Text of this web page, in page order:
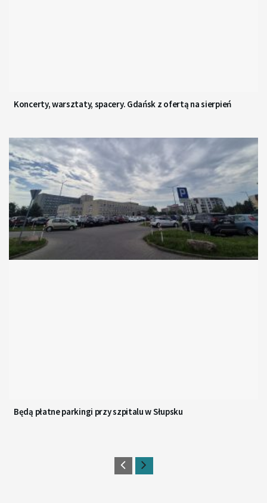
Koncerty, warsztaty, spacery. Gdańsk z ofertą na sierpień
Będą płatne parkingi przy szpitalu w Słupsku